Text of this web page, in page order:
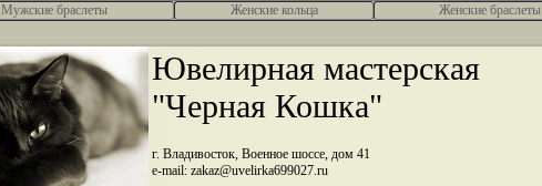
Мужские браслеты Женcкие кольца Женские браслеты
Ювелирная мастерская
"Черная Кошка"
г. Владивосток, Военное шоссе, дом 41
e-mail: zakaz@uvelirka699027.ru